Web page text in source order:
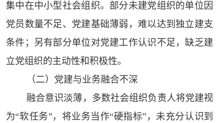
集中在中小型社会组织。部分未建党组织的单位因
党员数量不足、党建基础薄弱，难以达到独立建支
条件；另有部分单位对党建工作认识不足，缺乏建
立党组织的主动性和积极性。
（二）党建与业务融合不深
融合意识淡薄，多数社会组织负责人将党建视
为“软任务”，将业务当作“硬指标”，未充分认识到